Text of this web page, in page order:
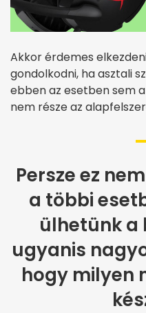
Akkor érdemes
gondolkodni, ha asztali
ebben az esetben sem
nem része az
Persze ez
a többi
ülhetünk a
ugyanis
hogy milyen